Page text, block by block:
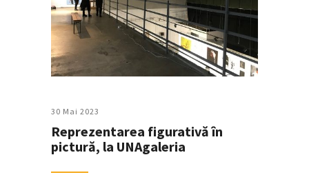
30 Mai 2023
Reprezentarea figurativă în
pictură, la UNAgaleria